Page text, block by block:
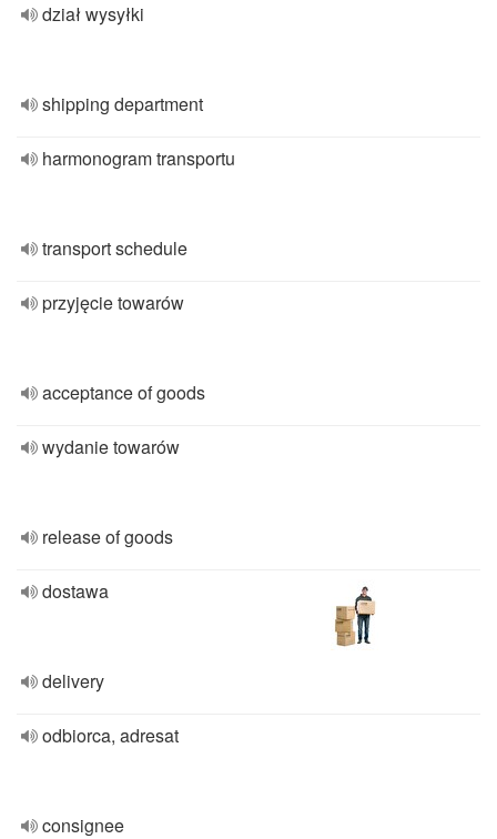
dział wysyłki
shipping department
harmonogram transportu
transport schedule
przyjęcie towarów
acceptance of goods
wydanie towarów
release of goods
dostawa
delivery
odbiorca, adresat
consignee